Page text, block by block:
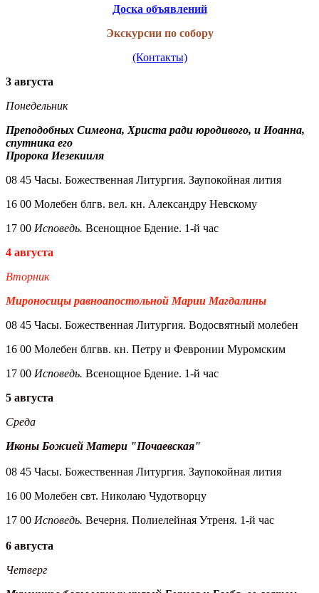
Доска объявлений
Экскурсии по собору
(Контакты)
3 августа
Понедельник
Преподобных Симеона, Христа ради юродивого, и Иоанна,
спутника его
Пророка Иезекииля
08 45 Часы. Божественная Литургия. Заупокойная лития
16 00 Молебен блгв. вел. кн. Александру Невскому
17 00 Исповедь. Всенощное Бдение. 1-й час
4 августа
Вторник
Мироносицы равноапостольной Марии Магдалины
08 45 Часы. Божественная Литургия. Водосвятный молебен
16 00 Молебен блгвв. кн. Петру и Февронии Муромским
17 00 Исповедь. Всенощное Бдение. 1-й час
5 августа
Среда
Иконы Божией Матери "Почаевская"
08 45 Часы. Божественная Литургия. Заупокойная лития
16 00 Молебен свт. Николаю Чудотворцу
17 00 Исповедь. Вечерня. Полиелейная Утреня. 1-й час
6 августа
Четверг